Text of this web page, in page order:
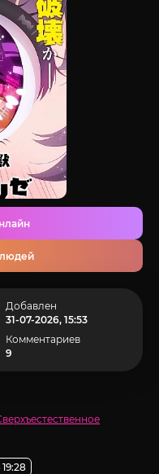
людей
Добавлен
31-07-2026, 15:53
Комментариев
9